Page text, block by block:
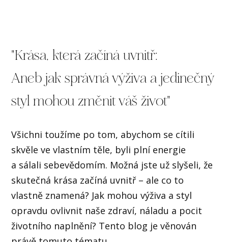
"Krása, která začíná uvnitř:
Aneb jak správná výživa a jedinečný
styl mohou změnit váš život"
Všichni toužíme po tom, abychom se cítili
skvěle ve vlastním těle, byli plní energie
a sálali sebevědomím. Možná jste už slyšeli, že
skutečná krása začíná uvnitř – ale co to
vlastně znamená? Jak mohou výživa a styl
opravdu ovlivnit naše zdraví, náladu a pocit
životního naplnění? Tento blog je věnován